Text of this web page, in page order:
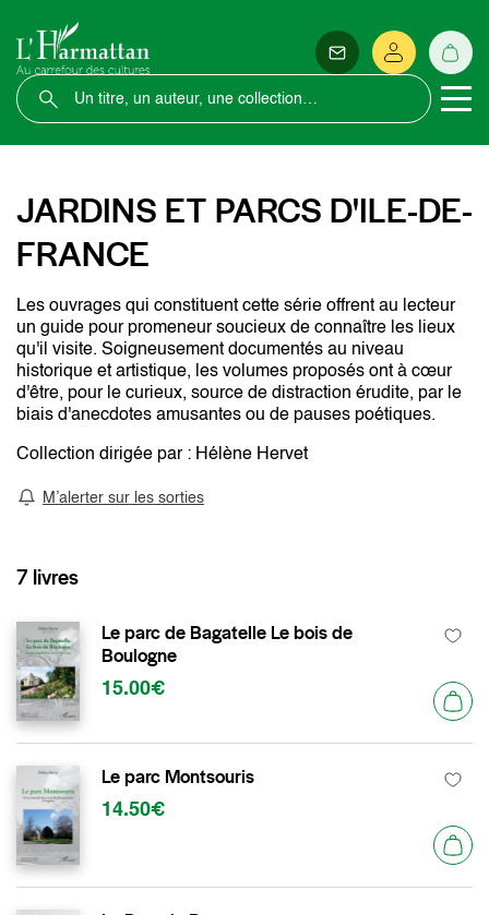
JARDINS ET PARCS D'ILE-DE-
FRANCE
Les ouvrages qui constituent cette série offrent au lecteur
un guide pour promeneur soucieux de connaître les lieux
qu'il visite. Soigneusement documentés au niveau
historique et artistique, les volumes proposés ont à cœur
d'être, pour le curieux, source de distraction érudite, par le
biais d'anecdotes amusantes ou de pauses poétiques.
Collection dirigée par : Hélène Hervet
M’alerter sur les sorties
7 livres
Le parc de Bagatelle Le bois de
Boulogne
15.00€
Le parc Montsouris
14.50€